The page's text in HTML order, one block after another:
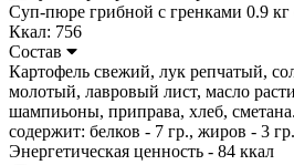
Суп-пюре грибной с гренками 0.9 кг
Ккал: 756
Состав
Картофель свежий, лук репчатый,
молотый, лавровый лист, масло
шампиьоны, приправа, хлеб,
содержит: белков - 7 гр., жиров - 3
Энергетическая ценность - 84 ккал